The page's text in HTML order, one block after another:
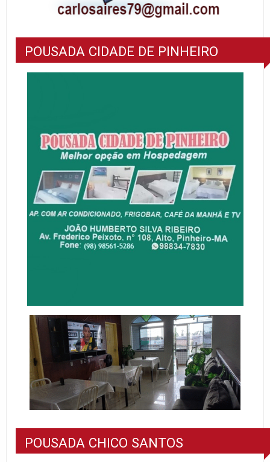
POUSADA CIDADE DE PINHEIRO
POUSADA CHICO SANTOS